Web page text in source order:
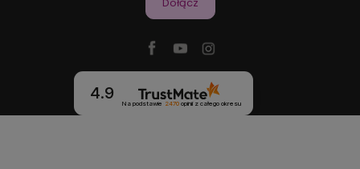
Dołącz
4.9
Na podstawie 2470opinii z całego okresu